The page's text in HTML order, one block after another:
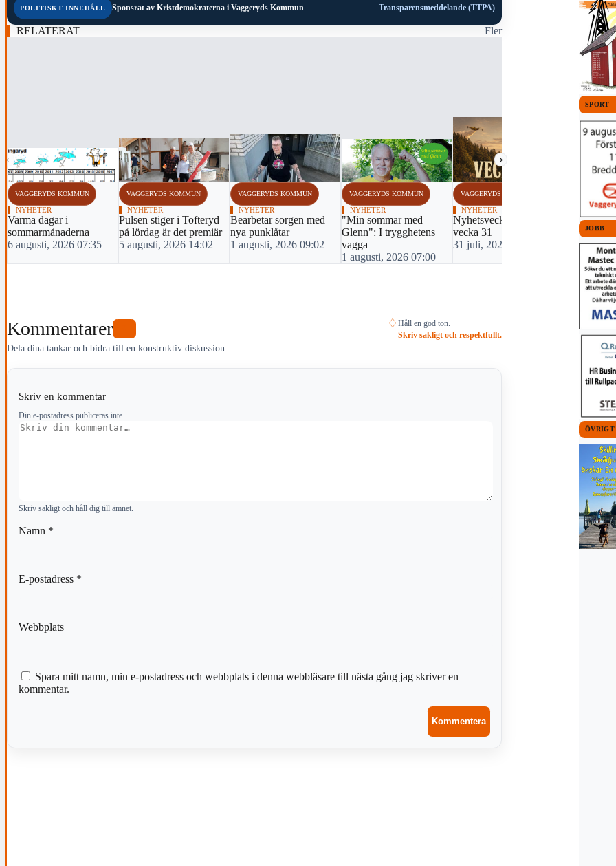
POLITISKT INNEHÅLL Sponsrat av Kristdemokraterna i Vaggeryds Kommun Transparensmeddelande (TTPA)
RELATERAT Fler
‹ ›
VAGGERYDS KOMMUN
NYHETER
Varma dagar i
sommarmånaderna
6 augusti, 2026 07:35
VAGGERYDS KOMMUN
NYHETER
Pulsen stiger i Tofteryd –
på lördag är det premiär
5 augusti, 2026 14:02
VAGGERYDS KOMMUN
NYHETER
Bearbetar sorgen med
nya punklåtar
1 augusti, 2026 09:02
VAGGERYDS KOMMUN
NYHETER
"Min sommar med
Glenn": I trygghetens
vagga
1 augusti, 2026 07:00
VAGGERYDS KOMMUN
NYHETER
Nyhetsveckan i sång -
vecka 31
31 juli, 2026 17:31
VAGGERYDS
NYHETER
29 juli,
Kommentarer
Dela dina tankar och bidra till en konstruktiv diskussion.
♢ Håll en god ton.
Skriv sakligt och respektfullt.
Skriv en kommentar
Din e-postadress publiceras inte.
Kommentar
Skriv sakligt och håll dig till ämnet.
Namn *
E-postadress *
Webbplats
Spara mitt namn, min e-postadress och webbplats i denna webbläsare till nästa gång jag skriver en
kommentar.
SPORT
JOBB
ÖVRIGT